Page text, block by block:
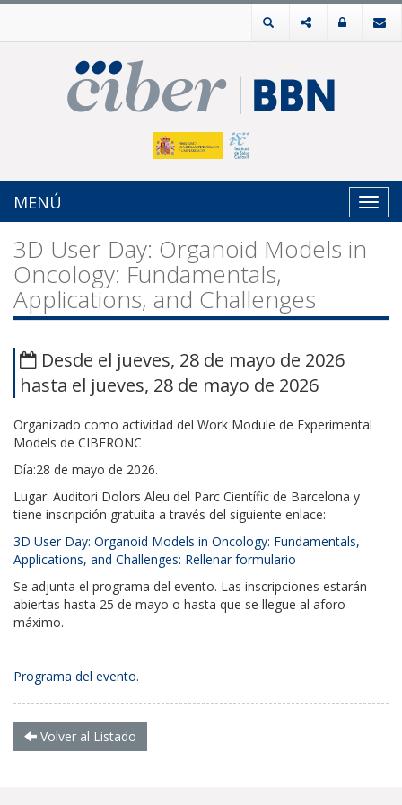
MENÚ
3D User Day: Organoid Models in
Oncology: Fundamentals,
Applications, and Challenges
Desde el jueves, 28 de mayo de 2026
hasta el jueves, 28 de mayo de 2026
Organizado como actividad del Work Module de Experimental
Models de CIBERONC
Día:28 de mayo de 2026.
Lugar: Auditori Dolors Aleu del Parc Científic de Barcelona y
tiene inscripción gratuita a través del siguiente enlace:
3D User Day: Organoid Models in Oncology: Fundamentals,
Applications, and Challenges: Rellenar formulario
Se adjunta el programa del evento. Las inscripciones estarán
abiertas hasta 25 de mayo o hasta que se llegue al aforo
máximo.
Programa del evento.
Volver al Listado